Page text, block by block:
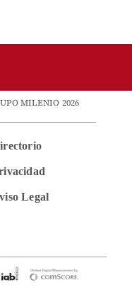
MILENIO 2026
Legal